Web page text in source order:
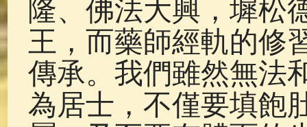
隆、佛法大興，墀松
王，而藥師經軌的修
傳承。我們雖然無法
為居士，不僅要填飽